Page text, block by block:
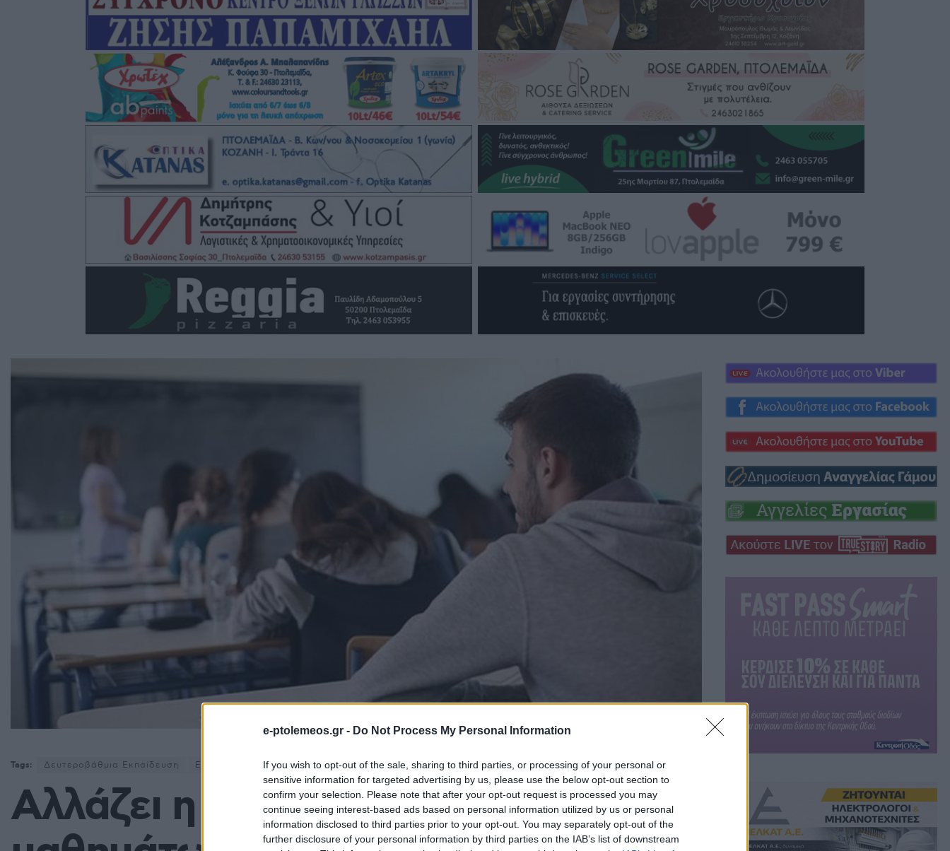
e-ptolemeos.gr - Do Not Process My Personal Information
If you wish to opt-out of the sale, sharing to third parties, or processing of your personal or
sensitive information for targeted advertising by us, please use the below opt-out section to
confirm your selection. Please note that after your opt-out request is processed you may
continue seeing interest-based ads based on personal information utilized by us or personal
information disclosed to third parties prior to your opt-out. You may separately opt-out of the
further disclosure of your personal information by third parties on the IAB’s list of downstream
Tags: Δευτεροβάθμια Εκπαίδευση Ελλάδα σχολεία
Αλλάζει η ημερομηνία λήξης των